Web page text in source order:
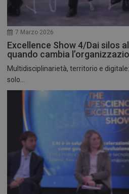
7 Marzo 2026
Excellence Show 4/Dai silos
quando cambia
Multidisciplinarietà, territorio e
solo...